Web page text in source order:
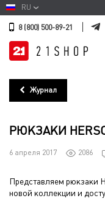
RU
8 (800) 500-89-21
Журнал
РЮКЗАКИ
6 апреля 2017 2086
Представляем рюкзаки
новой коллекции и